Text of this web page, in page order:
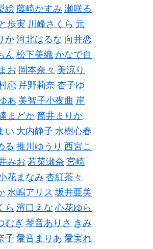
絵 藤崎かすみ 瀬咲る
歩実 川峰さくら 元
か 河北はるな 向井恋
ん 松下美織 かなで自
お 岡本奈々 美涼り
恋 芹野莉奈 杏子ゆ
あ 美智子小夜曲 岸
まどか 筒井まりか
い 大内静子 水樹心春
る 推川ゆうり 西宮こ
みお 若菜瀬奈 宮崎
花まなみ 杏紅茶々
水嶋アリス 坂井亜美
ら 濱口えな 心花ゆら
むぎ琴音ありさ きみ
子 愛音まりあ 愛実れ